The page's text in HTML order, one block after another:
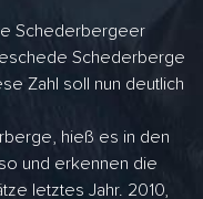
Schederbergeer
Schederberge
Zahl soll nun deutlich
hieß es in den
und erkennen die
letztes Jahr. 2010,